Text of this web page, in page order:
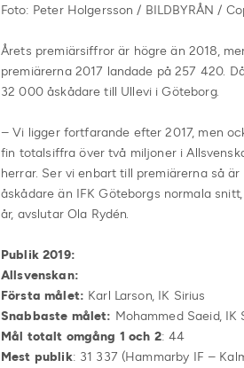
Foto: Peter Holgersson / BILDBYRÅN /
Årets premiärsiffror är högre än 2018,
premiärerna 2017 landade på 257 420.
32 000 åskådare till Ullevi i Göteborg.
– Vi ligger fortfarande efter 2017, men
fin totalsiffra över två miljoner i
herrar. Ser vi enbart till premiärerna så
åskådare än IFK Göteborgs normala
år, avslutar Ola Rydén.
Publik 2019:
Allsvenskan:
Första målet: Karl Larson, IK Sirius
Snabbaste målet: Mohammed Saeid, IK
Mål totalt omgång 1 och 2: 44
Mest publik: 31 337 (Hammarby IF –